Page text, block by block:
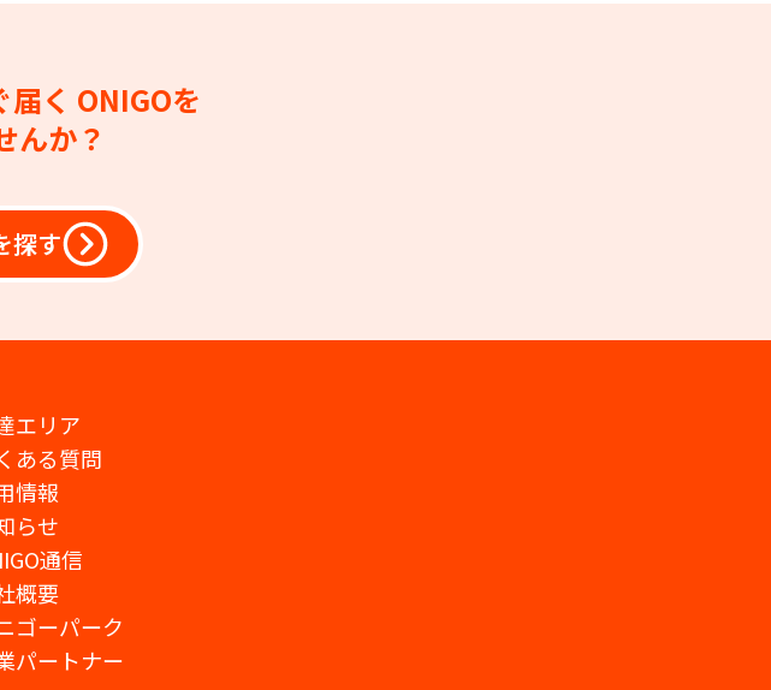
く ONIGOを
んか？
探す
エリア
ある質問
情報
らせ
通信
概要
ゴーパーク
パートナー